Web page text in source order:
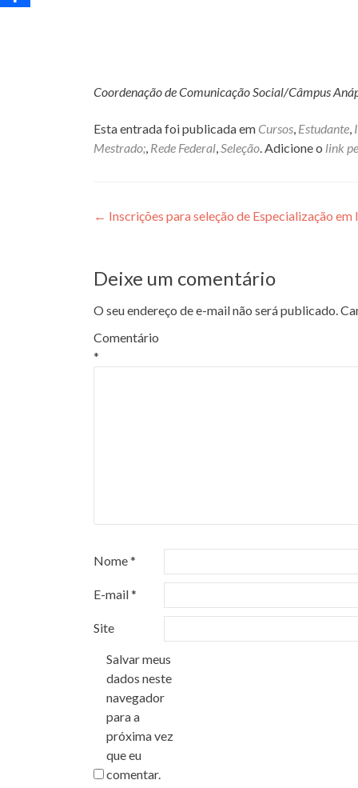
Coordenação de Comunicação Social/Câmpus
Esta entrada foi publicada em Cursos, Estudante,
Mestrado;, Rede Federal,Seleção. Adicione o link
Navegação
Post
← Inscrições para seleção de Especialização
Deixe um comentário
O seu endereço de e-mail não será publicado.
Comentário
*
Nome*
E-mail*
Site
Salvar meus
dados neste
navegador
para a
próxima vez
que eu
comentar.